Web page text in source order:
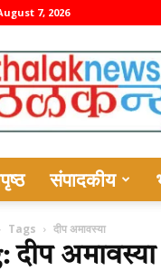
7, 2026
संपादकीय
Tags दीप अमावस्या
दीप अमावस्या